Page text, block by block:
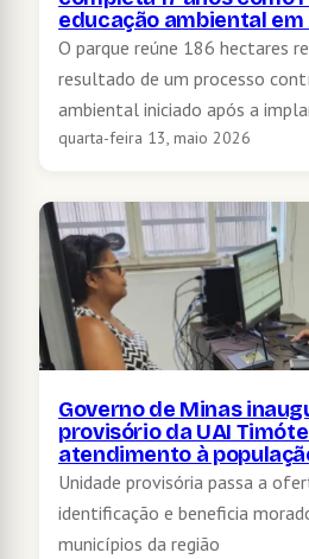
educação ambiental
O parque reúne 186 hectares
resultado de um processo
ambiental iniciado após a
quarta-feira 13, maio 2026
Governo de Minas
provisório da UAI
atendimento à
Unidade provisória passa a
identificação e beneficia
municípios da região